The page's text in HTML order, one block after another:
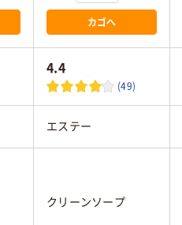
カゴへ
4.4
(49)
エステー
クリーンソープ